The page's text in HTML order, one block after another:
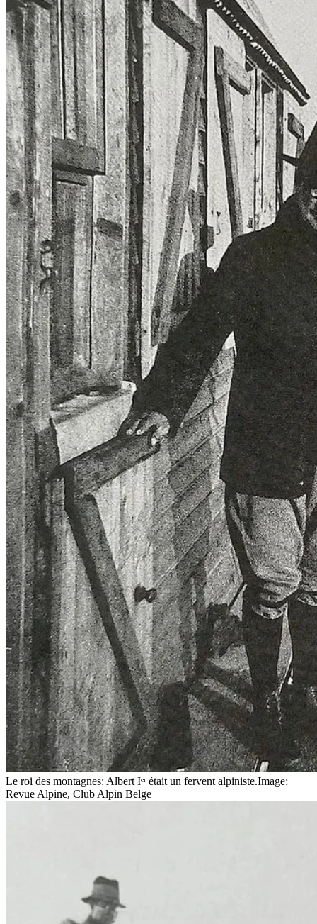
Le roi des montagnes: Albert Iᵉʳ était un fervent alpiniste.Image:
Revue Alpine, Club Alpin Belge